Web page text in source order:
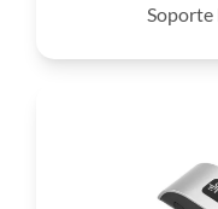
Soporte